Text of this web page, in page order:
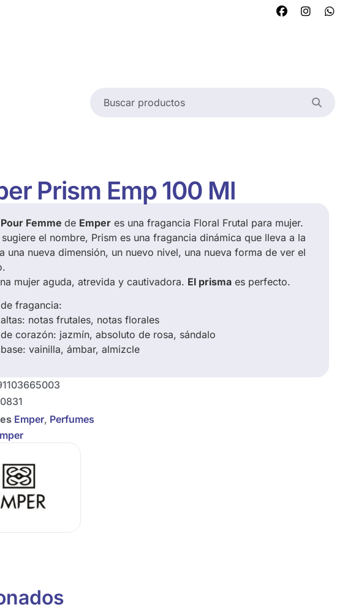
Prism Emp 100 Ml
Femme de Emper es una fragancia Floral Frutal para mujer.
el nombre, Prism es una fragancia dinámica que lleva a la
una nueva dimensión, un nuevo nivel, una nueva forma de ver el
mujer aguda, atrevida y cautivadora. El prisma es perfecto.
fragancia:
notas frutales, notas florales
corazón: jazmín, absoluto de rosa, sándalo
vainilla, ámbar, almizcle
Emper, Perfumes